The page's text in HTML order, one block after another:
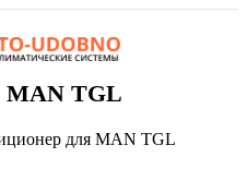
MAN TGL
для MAN TGL